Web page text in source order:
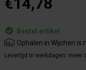
Bestel artikel.
Ophalen in Wijchen is
Levertijd in werkdagen: meer